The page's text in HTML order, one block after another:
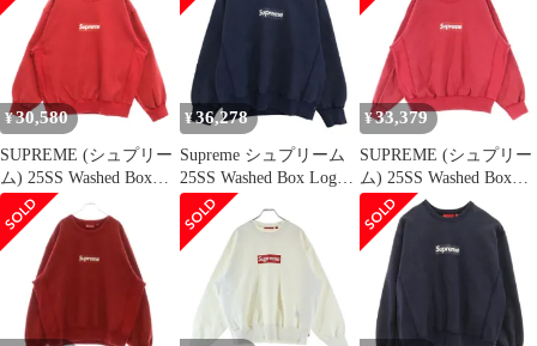
エステル クルーネック
スウェット ホワイト
【サイズL】【メン
ズ】
ゴクルーネックスウェ
ット トレーナー ロゴプ
リント シュプリーム ホ
ワイト M 93725A7
エステル スウェット ブ
ラック【サイズM】
【メンズ】
¥30,580
SUPREME (シュプリー
ム) 25SS Washed Box
Logo Crewneck ウォッ
シュ加工 ボックスロゴ
クルーネック トレーナ
ー レッド
¥36,278
Supreme シュプリーム
25SS Washed Box Logo
Crewneck ウォッシュド
ボックス ロゴ クルーネ
ック スウェット ネイビ
ー系 M【極上美品】
【中古】
¥33,379
SUPREME (シュプリー
ム) 25SS Washed Box
Logo Crewneck ウォッ
シュド加工 ボックスロ
ゴ クルーネックスウェ
ットトレーナー レッド